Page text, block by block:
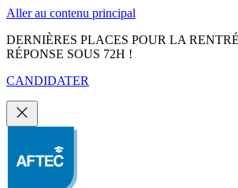
Aller au contenu principal
DERNIÈRES PLACES POUR LA
RÉPONSE SOUS 72H !
CANDIDATER